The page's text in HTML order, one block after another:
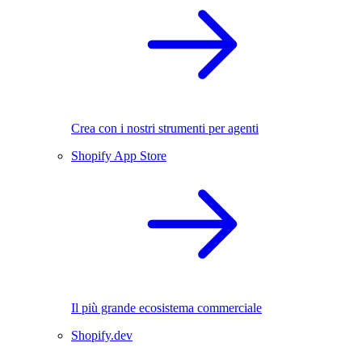
Crea con i nostri strumenti per agenti
Shopify App Store
Il più grande ecosistema commerciale
Shopify.dev